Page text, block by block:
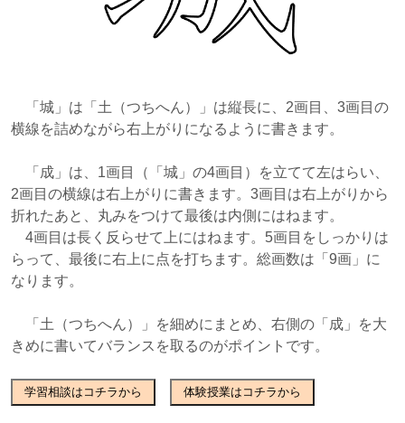
「城」は 「土（つちへん）」は縦長に、2画目、3画目の
横線を詰めながら右上がりになるように書きます。
「成」は、1画目（「城」の4画目）を立てて左はらい、
2画目の横線は右上がりに書きます。3画目は右上がりから
折れたあと、丸みをつけて最後は内側にはねます。
4画目は長く反らせて上にはねます。5画目をしっかりは
らって、最後に右上に点を打ちます。総画数は「9画」に
なります。
「土（つちへん）」 を細めにまとめ、右側の 「成」
を大
きめに書いてバランスを取るのがポイントです。
学習相談はコチラから 体験授業はコチラから